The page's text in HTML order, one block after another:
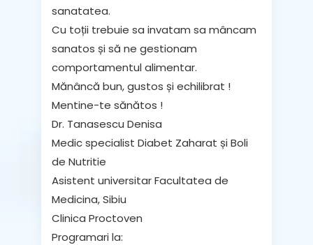
sanatatea.
Cu toții trebuie sa invatam sa mâncam
sanatos și să ne gestionam
comportamentul alimentar.
Mănâncă bun, gustos și echilibrat !
Mentine-te sănătos !
Dr. Tanasescu Denisa
Medic specialist Diabet Zaharat și Boli
de Nutritie
Asistent universitar Facultatea de
Medicina, Sibiu
Clinica Proctoven
Programari la: